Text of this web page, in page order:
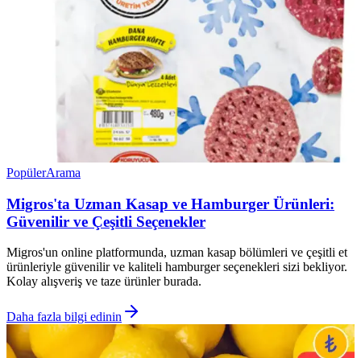
PopülerArama
Migros'ta Uzman Kasap ve Hamburger Ürünleri:
Güvenilir ve Çeşitli Seçenekler
Migros'un online platformunda, uzman kasap bölümleri ve çeşitli et
ürünleriyle güvenilir ve kaliteli hamburger seçenekleri sizi bekliyor.
Kolay alışveriş ve taze ürünler burada.
Daha fazla bilgi edinin